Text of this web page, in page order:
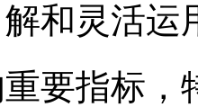
和灵活
要指标